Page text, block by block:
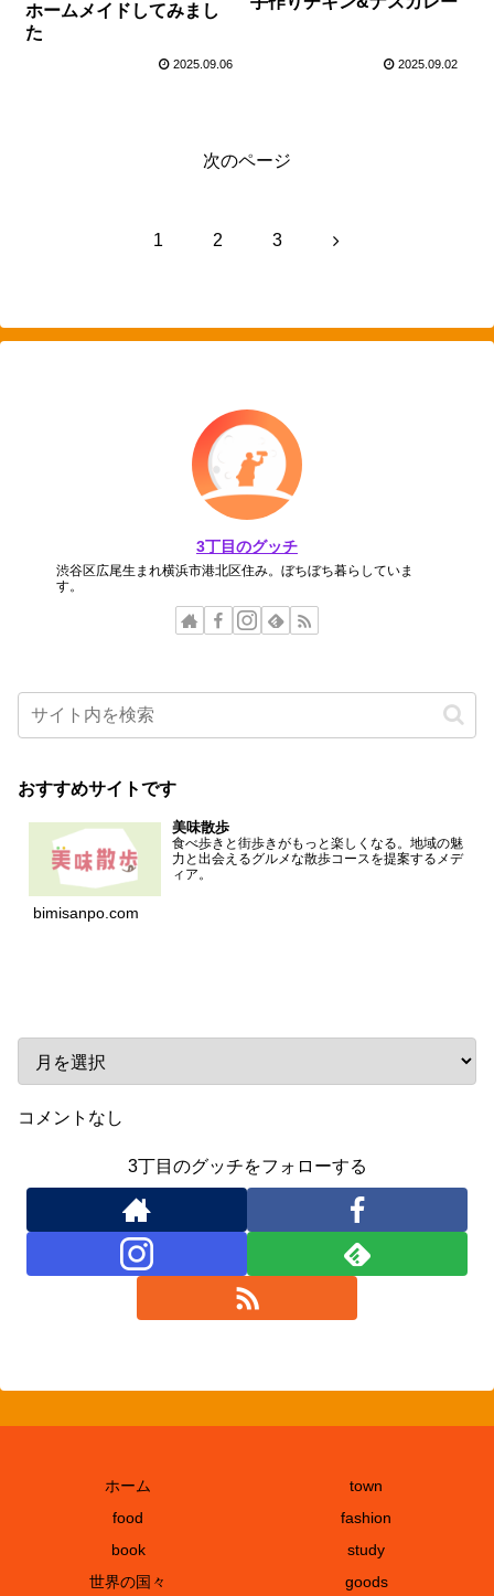
ホームメイドしてみまし
た
2025.09.06 2025.09.02
次のページ
1 2 3 次
3丁目のグッチ
渋谷区広尾生まれ横浜市港北区住み。ぼちぼち暮らしていま
す。
おすすめサイトです
美味散歩
食べ歩きと街歩きがもっと楽しくなる。地域の魅
力と出会えるグルメな散歩コースを提案するメデ
ィア。
bimisanpo.com
コメントなし
3丁目のグッチをフォローする
ホーム
town
food
fashion
book
study
世界の国々
goods